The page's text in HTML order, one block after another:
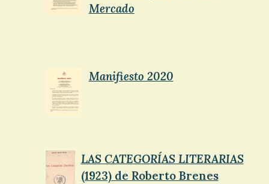
Mercado
Manifiesto 2020
LAS CATEGORÍAS LITERARIAS
(1923) de Roberto Brenes